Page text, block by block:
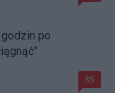
po
85